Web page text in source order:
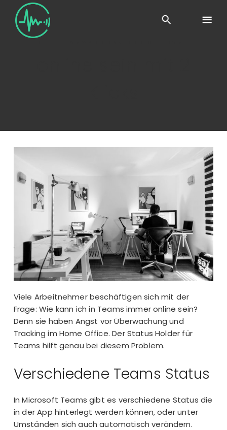
In Teams immer
Viele Arbeitnehmer beschäftigen sich mit der
Frage: Wie kann ich in Teams immer online sein?
Denn sie haben Angst vor Überwachung und
Tracking im Home Office. Der Status Holder für
Teams hilft genau bei diesem Problem.
Verschiedene Teams Status
In Microsoft Teams gibt es verschiedene Status die
in der App hinterlegt werden können, oder unter
Umständen sich auch automatisch verändern.